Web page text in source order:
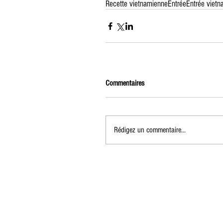
Recette vietnamienneEntréeEntrée
Commentaires
Rédigez un commentaire...